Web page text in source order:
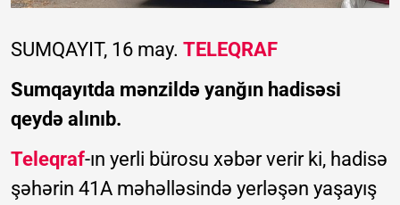
SUMQAYIT, 16 may. TELEQRAF
Sumqayıtda mənzildə yanğın hadisəsi
qeydə alınıb.
Teleqraf-ın yerli bürosu xəbər verir ki, hadisə
şəhərin 41A məhəlləsində yerləşən yaşayış